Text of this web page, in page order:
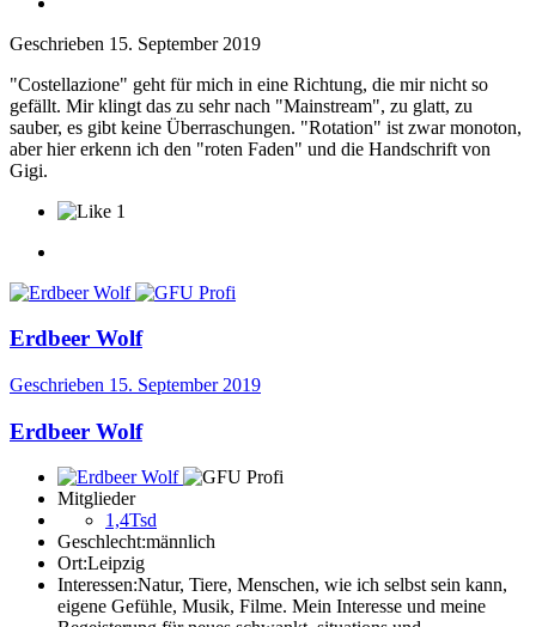
Geschrieben 15. September 2019
"Costellazione" geht für mich in eine Richtung, die mir nicht so
gefällt. Mir klingt das zu sehr nach "Mainstream", zu glatt, zu
sauber, es gibt keine Überraschungen. "Rotation" ist zwar monoton,
aber hier erkenn ich den "roten Faden" und die Handschrift von
Gigi.
1
Erdbeer Wolf
Geschrieben 15. September 2019
Erdbeer Wolf
Mitglieder
1,4Tsd
Geschlecht:männlich
Ort:Leipzig
Interessen:Natur, Tiere, Menschen, wie ich selbst sein kann,
eigene Gefühle, Musik, Filme. Mein Interesse und meine